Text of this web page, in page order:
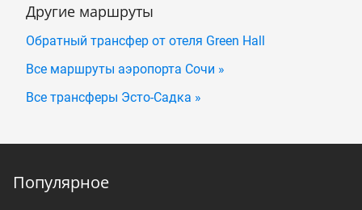
Другие маршруты
Обратный трансфер от отеля Green Hall
Все маршруты аэропорта Сочи »
Все трансферы Эсто-Садка »
Популярное